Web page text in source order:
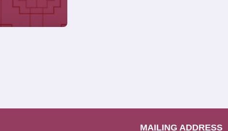
MAILING ADDRESS